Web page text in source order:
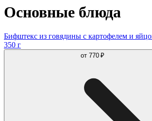
Основные блюда
Бифштекс из говядины с картофелем и
350 г
от 770 ₽